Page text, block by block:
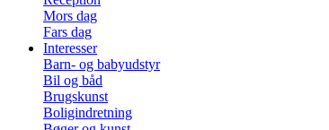
Mors dag
Fars dag
Interesser
Barn- og babyudstyr
Bil og båd
Brugskunst
Boligindretning